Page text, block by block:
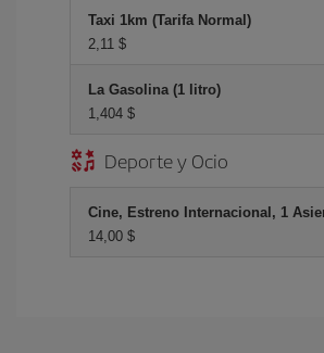
Taxi 1km (Tarifa Normal)
2,11 $
La Gasolina (1 litro)
1,404 $
Deporte y Ocio
Cine, Estreno Internacional, 1
14,00 $